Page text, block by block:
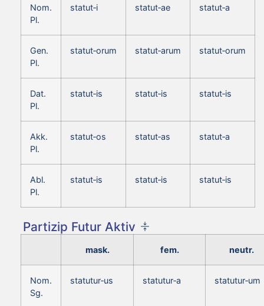
Nom.
Pl.
statut‑i statut‑ae statut‑a
Gen.
Pl.
statut‑orum statut‑arum statut‑orum
Dat.
Pl.
statut‑is statut‑is statut‑is
Akk.
Pl.
statut‑os statut‑as statut‑a
Abl.
Pl.
statut‑is statut‑is statut‑is
Partizip Futur Aktiv
mask. fem. neutr.
Nom.
Sg.
statutur‑us statutur‑a statutur‑um